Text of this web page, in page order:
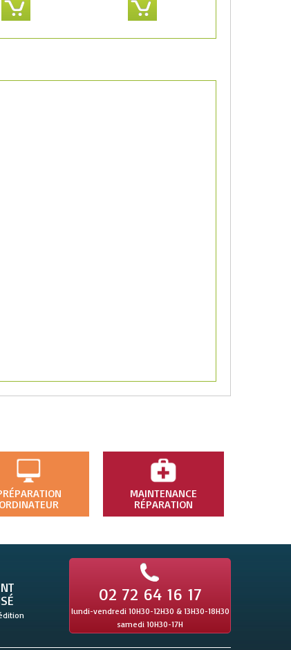
ORDINATEUR
MAINTENANCE
RÉPARATION
02 72 64 16 17
lundi-vendredi 10H30-12H30 & 13H30-18H30
samedi 10H30-17H